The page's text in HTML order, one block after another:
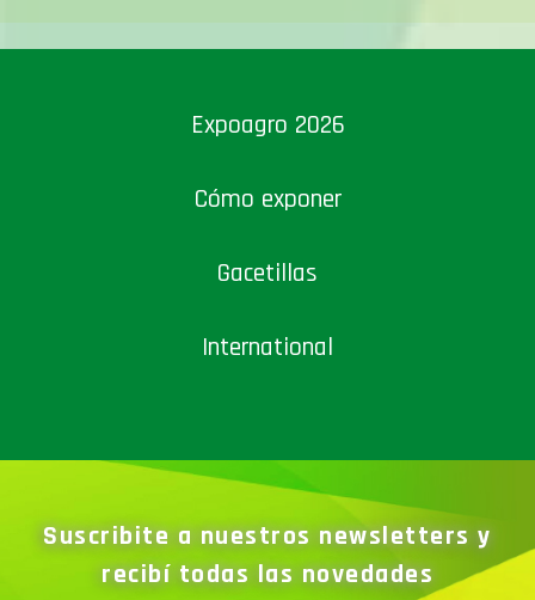
Suscribite a nuestros newsletters y
recibí todas las novedades